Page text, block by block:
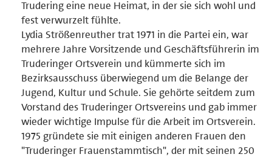
Trudering eine neue Heimat, in der sie sich wohl und
fest verwurzelt fühlte.
Lydia Strößenreuther trat 1971 in die Partei ein, war
mehrere Jahre Vorsitzende und Geschäftsführerin im
Truderinger Ortsverein und kümmerte sich im
Bezirksausschuss überwiegend um die Belange der
Jugend, Kultur und Schule. Sie gehörte seitdem zum
Vorstand des Truderinger Ortsvereins und gab immer
wieder wichtige Impulse für die Arbeit im Ortsverein.
1975 gründete sie mit einigen anderen Frauen den
"Truderinger Frauenstammtisch", der mit seinen 250